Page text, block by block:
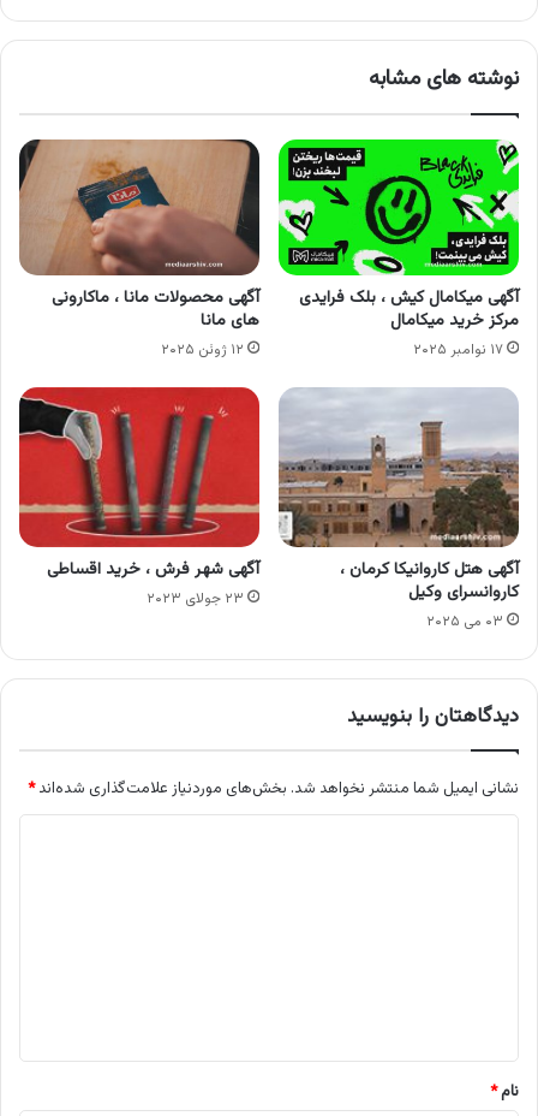
نوشته های مشابه
آگهی میکامال کیش ، بلک فرایدی
مرکز خرید میکامال
۱۷ نوامبر ۲۰۲۵
آگهی محصولات مانا ، ماکارونی
های مانا
۱۲ ژوئن ۲۰۲۵
آگهی هتل کاروانیکا کرمان ،
کاروانسرای وکیل
۰۳ می ۲۰۲۵
آگهی شهر فرش ، خرید اقساطی
۲۳ جولای ۲۰۲۳
دیدگاهتان را بنویسید
نشانی ایمیل شما منتشر نخواهد شد. بخش‌های موردنیاز علامت‌گذاری شده‌اند*
نام*